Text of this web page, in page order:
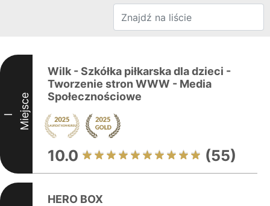
I Miejsce
Wilk - Szkółka piłkarska dla dzieci -
Tworzenie stron WWW - Media
Społecznościowe
10.0 (55)
HERO BOX